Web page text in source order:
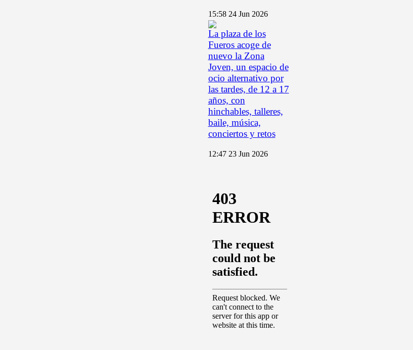
15:58 24 Jun 2026
La plaza de los
Fueros acoge de
nuevo la Zona
Joven, un espacio de
ocio alternativo por
las tardes, de 12 a 17
años, con
hinchables, talleres,
baile, música,
conciertos y retos
12:47 23 Jun 2026